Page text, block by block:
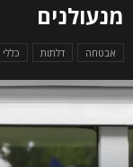
מנעולנים
אבטחה דלתות כללי